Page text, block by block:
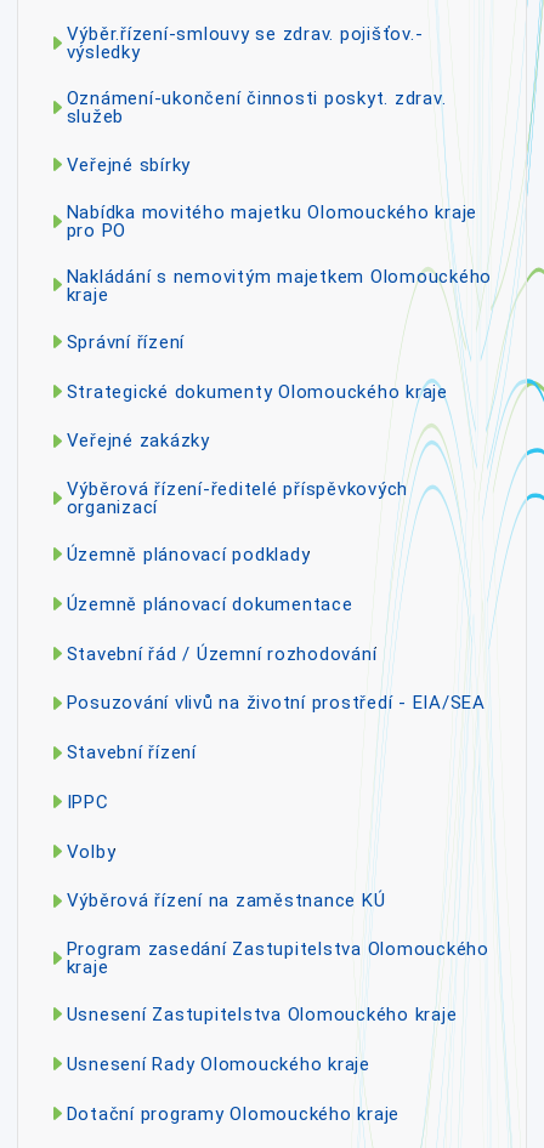
Výběr.řízení-smlouvy se zdrav. pojišťov.-
výsledky
Oznámení-ukončení činnosti poskyt. zdrav.
služeb
Veřejné sbírky
Nabídka movitého majetku Olomouckého kraje
pro PO
Nakládání s nemovitým majetkem Olomouckého
kraje
Správní řízení
Strategické dokumenty Olomouckého kraje
Veřejné zakázky
Výběrová řízení-ředitelé příspěvkových
organizací
Územně plánovací podklady
Územně plánovací dokumentace
Stavební řád / Územní rozhodování
Posuzování vlivů na životní prostředí - EIA/SEA
Stavební řízení
IPPC
Volby
Výběrová řízení na zaměstnance KÚ
Program zasedání Zastupitelstva Olomouckého
kraje
Usnesení Zastupitelstva Olomouckého kraje
Usnesení Rady Olomouckého kraje
Dotační programy Olomouckého kraje